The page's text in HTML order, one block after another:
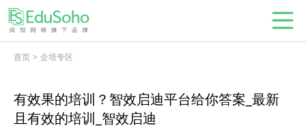
首页 > 企培专区
有效果的培训？智效启迪平台给你答案_最新
且有效的培训_智效启迪